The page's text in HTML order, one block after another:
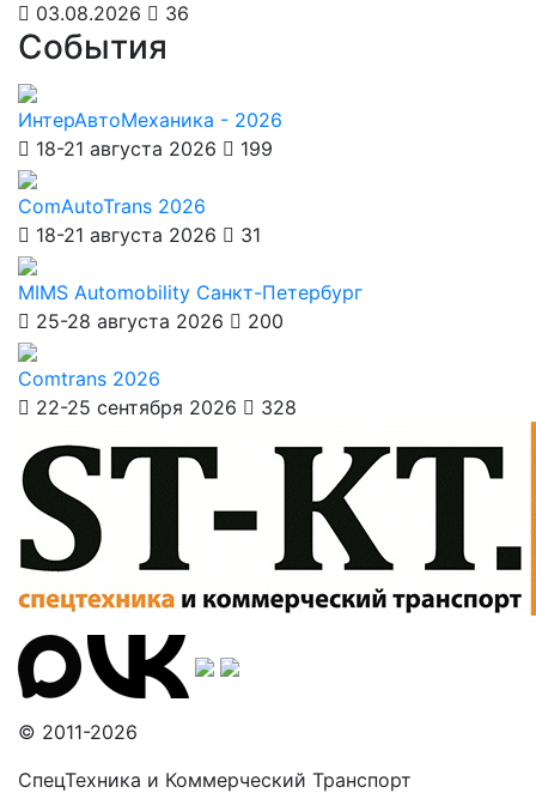
03.08.2026
36
События
ИнтерАвтоМеханика - 2026
18-21 августа 2026
199
ComAutoTrans 2026
18-21 августа 2026
31
MIMS Automobility Санкт-Петербург
25-28 августа 2026
200
Comtrans 2026
22-25 сентября 2026
328
© 2011-2026
СпецТехника и Коммерческий Транспорт